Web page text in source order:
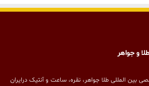
و جواهر
بین المللی طلا جواهر، نقره، ساعت و آنتیک درایران